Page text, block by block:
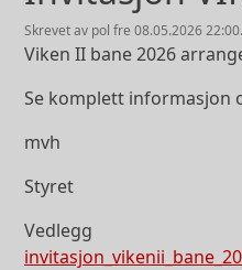
skrevet av pol fre 08.05.2026 22:00.
Viken II bane 2026
Se komplett informasjon
mvh
Styret
Vedlegg